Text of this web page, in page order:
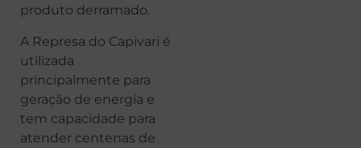
produto derramado.
A Represa do Capivari é
utilizada
principalmente para
geração de energia e
tem capacidade para
atender centenas de